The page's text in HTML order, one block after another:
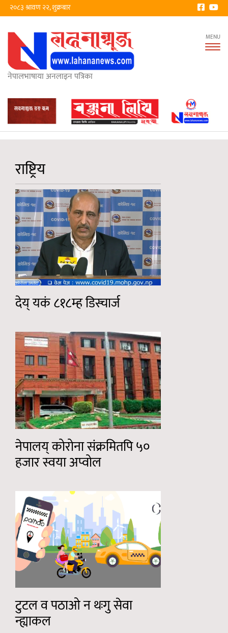
२०८३ श्रावण २२, शुक्रबार
नेपालभाषाया अनलाइन पत्रिका
राष्ट्रिय
देय् यकं ८१८म्ह डिस्चार्ज
नेपालय् कोरोना संक्रमितपि ५०
हजार स्वया अप्वोल
टुटल व पठाओ न थःगु सेवा
न्ह्याकल